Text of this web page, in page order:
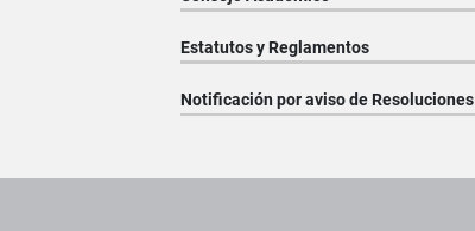
Estatutos y Reglamentos
Notificación por aviso de Resoluciones